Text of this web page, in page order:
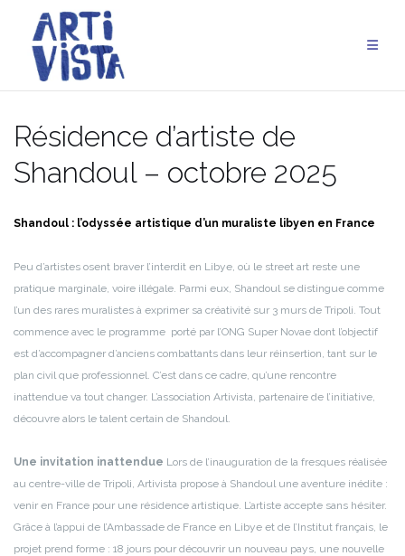
contenu
Résidence d’artiste de
Shandoul – octobre 2025
Shandoul : l’odyssée artistique d’un muraliste libyen en France
Peu d’artistes osent braver l’interdit en Libye, où le street art reste une
pratique marginale, voire illégale. Parmi eux, Shandoul se distingue comme
l’un des rares muralistes à exprimer sa créativité sur 3 murs de Tripoli. Tout
commence avec le programme porté par l’ONG Super Novae dont l’objectif
est d’accompagner d’anciens combattants dans leur réinsertion, tant sur le
plan civil que professionnel. C’est dans ce cadre, qu’une rencontre
inattendue va tout changer. L’association Artivista, partenaire de l’initiative,
découvre alors le talent certain de Shandoul.
Une invitation inattendue Lors de l’inauguration de la fresques réalisée
au centre-ville de Tripoli, Artivista propose à Shandoul une aventure inédite :
venir en France pour une résidence artistique. L’artiste accepte sans hésiter.
Grâce à l’appui de l’Ambassade de France en Libye et de l’Institut français, le
projet prend forme : 18 jours pour découvrir un nouveau pays, une nouvelle